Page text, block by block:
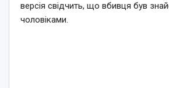
версія свідчить, що вбивця був
чоловіками.